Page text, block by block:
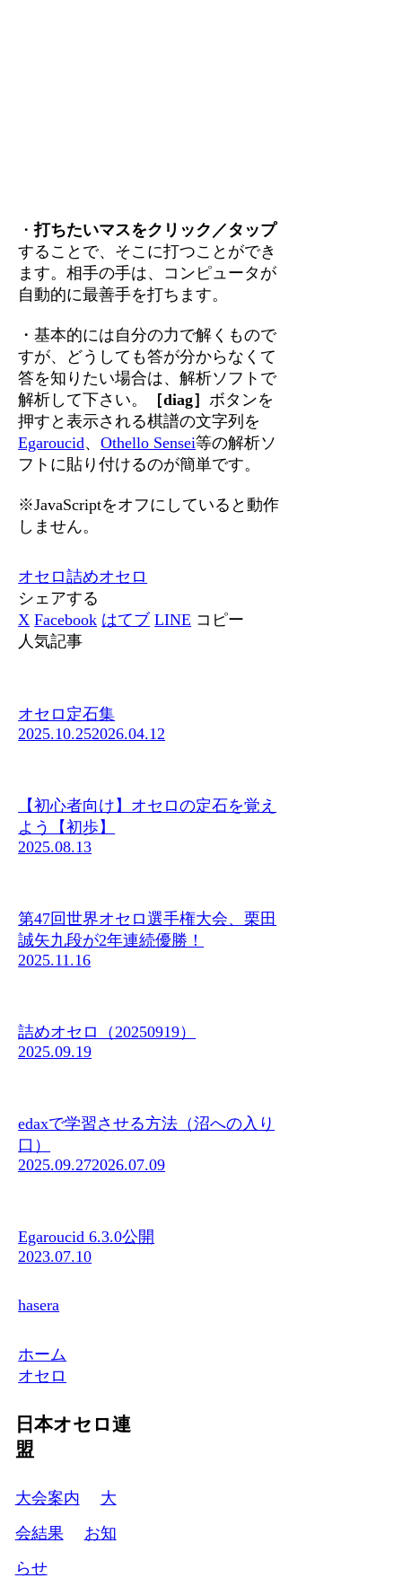
・打ちたいマスをクリック／タップ
することで、そこに打つことができ
ます。相手の手は、コンピュータが
自動的に最善手を打ちます。
・基本的には自分の力で解くもので
すが、どうしても答が分からなくて
答を知りたい場合は、解析ソフトで
解析して下さい。
［diag］ ボタンを
押すと表示される棋譜の文字列を
Egaroucid、Othello Sensei等の解析ソ
フトに貼り付けるのが簡単です。
※JavaScriptをオフにしていると動作
しません。
オセロ詰めオセロ
シェアする
X Facebook はてブ LINE コピー
人気記事
オセロ定石集
2025.10.252026.04.12
【初心者向け】オセロの定石を覚え
よう【初歩】
2025.08.13
第47回世界オセロ選手権大会、栗田
誠矢九段が2年連続優勝！
2025.11.16
詰めオセロ（20250919）
2025.09.19
edaxで学習させる方法（沼への入り
口）
2025.09.272026.07.09
Egaroucid 6.3.0公開
2023.07.10
hasera
ホーム
オセロ
日本オセロ連
盟
大会案内
大
会結果
お知
らせ